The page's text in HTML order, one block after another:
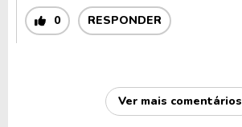
0 RESPONDER
Ver mais comentários